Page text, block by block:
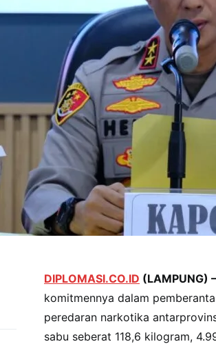
DIPLOMASI.CO.ID (LAMPUNG) –
komitmennya dalam
peredaran narkotika
sabu seberat 118,6 kilogram,